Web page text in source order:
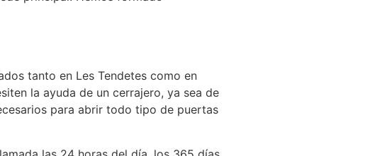
tanto en Les Tendetes como en
la ayuda de un cerrajero, ya sea de
para abrir todo tipo de puertas